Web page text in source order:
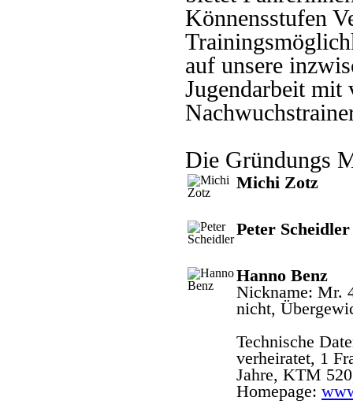
Könnensstufen
auf unsere
Jugendarbeit
Die Gründungs
Michi Zotz
Peter Scheidler
Hanno Benz
Nickname: Mr.
nicht,
Technische
verheiratet, 1
Jahre, KTM
Homepage: